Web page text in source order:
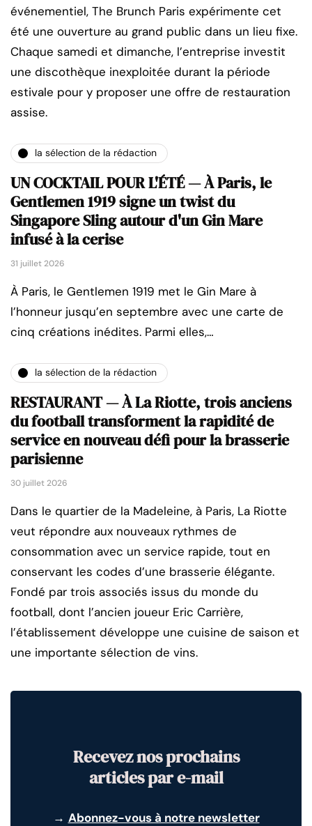
événementiel, The Brunch Paris expérimente cet
été une ouverture au grand public dans un lieu fixe.
Chaque samedi et dimanche, l’entreprise investit
une discothèque inexploitée durant la période
estivale pour y proposer une offre de restauration
assise.
la sélection de la rédaction
UN COCKTAIL POUR L'ÉTÉ — À Paris, le
Gentlemen 1919 signe un twist du
Singapore Sling autour d'un Gin Mare
infusé à la cerise
31 juillet 2026
À Paris, le Gentlemen 1919 met le Gin Mare à
l’honneur jusqu’en septembre avec une carte de
cinq créations inédites. Parmi elles,…
la sélection de la rédaction
RESTAURANT — À La Riotte, trois anciens
du football transforment la rapidité de
service en nouveau défi pour la brasserie
parisienne
30 juillet 2026
Dans le quartier de la Madeleine, à Paris, La Riotte
veut répondre aux nouveaux rythmes de
consommation avec un service rapide, tout en
conservant les codes d’une brasserie élégante.
Fondé par trois associés issus du monde du
football, dont l’ancien joueur Eric Carrière,
l’établissement développe une cuisine de saison et
une importante sélection de vins.
Recevez nos prochains
articles par e-mail
→ Abonnez-vous à notre newsletter